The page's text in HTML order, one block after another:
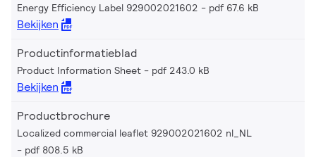
Energy Efficiency Label 929002021602 pdf 67.6 kB
Bekijken
Productinformatieblad
Product Information Sheet pdf 243.0 kB
Bekijken
Productbrochure
Localized commercial leaflet 929002021602 nl_NL
pdf 808.5 kB